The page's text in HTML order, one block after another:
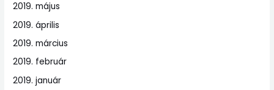
2019. május
2019. április
2019. március
2019. február
2019. január